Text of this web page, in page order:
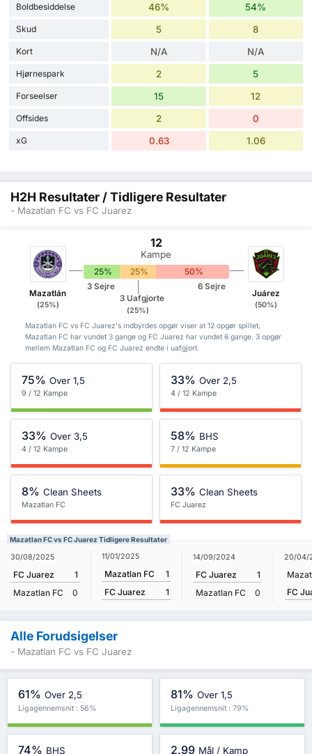
Boldbesiddelse 46% 54%
Skud 5 8
Kort N/A N/A
Hjørnespark 2 5
Forseelser 15 12
Offsides 2 0
xG 0.63 1.06
H2H Resultater / Tidligere Resultater
- Mazatlan FC vs FC Juarez
Mazatlán
(25%)
12
Kampe
25% 25% 50%
3 Sejre
3 Uafgjorte
(25%)
6 Sejre
Juárez
(50%)
Mazatlan FC vs FC Juarez's indbyrdes opgør viser at 12 opgør spillet,
Mazatlan FC har vundet 3 gange og FC Juarez har vundet 6 gange. 3 opgør
mellem Mazatlan FC og FC Juarez endte i uafgjort.
75% Over 1,5
9 / 12 Kampe
33% Over 2,5
4 / 12 Kampe
33% Over 3,5
4 / 12 Kampe
58% BHS
7 / 12 Kampe
8% Clean Sheets
Mazatlan FC
33% Clean Sheets
FC Juarez
Mazatlan FC vs FC Juarez Tidligere Resultater
30/08/2025
FC Juarez
1
Mazatlan FC
0
11/01/2025
Mazatlan FC
1
FC Juarez
1
14/09/2024
FC Juarez
1
Mazatlan FC
0
20/04/
FC
Alle Forudsigelser
- Mazatlan FC vs FC Juarez
61% Over 2,5
Ligagennemsnit : 56%
81% Over 1,5
Ligagennemsnit : 79%
74% BHS 2.99 Mål / Kamp